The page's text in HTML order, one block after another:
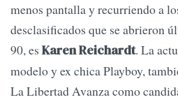
menos pantalla y recurriendo a
desclasificados que se abrieron
90, es Karen Reichardt. La
modelo y ex chica Playboy,
La Libertad Avanza como